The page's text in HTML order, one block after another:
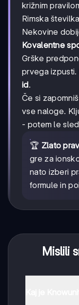
križnim
Rimska
Nekovine
Kovalentne
Grške
prvega
id.
Če si
vse naloge.
- potem le
🏆 Zlato
gre za
nato izberi
formule in
Mislili